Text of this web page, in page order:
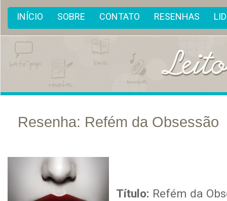
INÍCIO SOBRE CONTATO RESENHAS
Resenha: Refém da Obsessão
Título: Refém da